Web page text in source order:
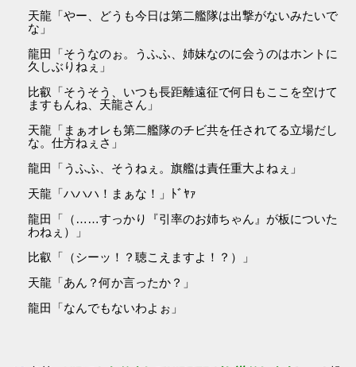
天龍「やー、どうも今日は第二艦隊は出撃がないみたいで
な」
龍田「そうなのぉ。うふふ、姉妹なのに会うのはホントに
久しぶりねぇ」
比叡「そうそう、いつも長距離遠征で何日もここを空けて
ますもんね、天龍さん」
天龍「まぁオレも第二艦隊のチビ共を任されてる立場だし
な。仕方ねぇさ」
龍田「うふふ、そうねぇ。旗艦は責任重大よねぇ」
天龍「ハハハ！まぁな！」ﾄﾞﾔｧ
龍田「（……すっかり『引率のお姉ちゃん』が板についた
わねぇ）」
比叡「（シーッ！？聴こえますよ！？）」
天龍「あん？何か言ったか？」
龍田「なんでもないわよぉ」